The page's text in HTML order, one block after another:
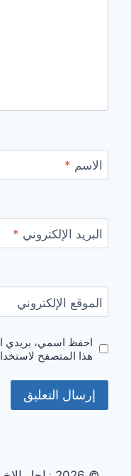
الاسم *
البريد الإلكتروني *
الموقع الإلكتروني
احفظ اسمي، بريدي
هذا المتصفح